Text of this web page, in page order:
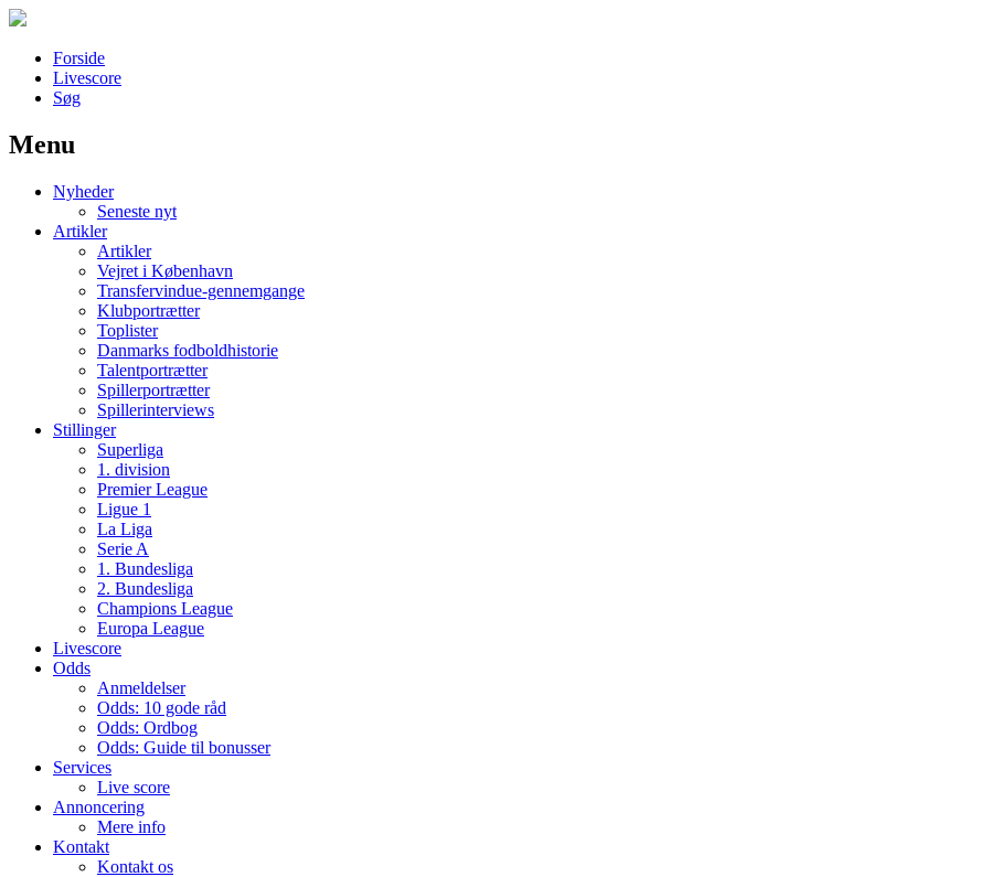
Forside
Livescore
Søg
Наши партнеры
лучшие займы
Menu
Nyheder
Seneste nyt
Artikler
Artikler
Vejret i København
Transfervindue-gennemgange
Klubportrætter
Toplister
Danmarks fodboldhistorie
Talentportrætter
Spillerportrætter
Spillerinterviews
Stillinger
Superliga
1. division
Premier League
Ligue 1
La Liga
Serie A
1. Bundesliga
2. Bundesliga
Champions League
Europa League
Livescore
Odds
Anmeldelser
Odds: 10 gode råd
Odds: Ordbog
Odds: Guide til bonusser
Services
Live score
Annoncering
Mere info
Kontakt
Kontakt os